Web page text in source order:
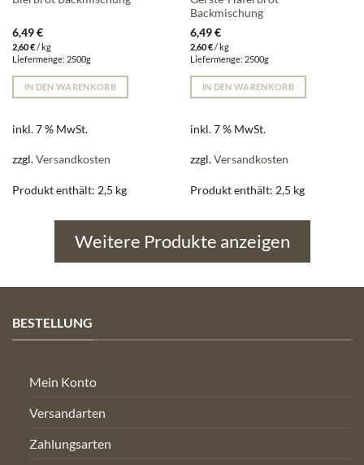
6,49€
2,60€/ kg
Liefermenge: 2500g
IN DEN WARENKORB
inkl. 7 % MwSt.
zzgl.Versandkosten
Produkt enthält: 2,5 kg
Backmischung
6,49€
2,60€/ kg
Liefermenge: 2500g
IN DEN WARENKORB
inkl. 7 % MwSt.
zzgl.Versandkosten
Produkt enthält: 2,5 kg
Weitere Produkte anzeigen
BESTELLUNG
Mein Konto
Versandarten
Zahlungsarten